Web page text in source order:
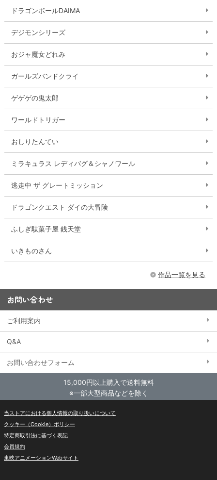
ドラゴンボールDAIMA
デジモンシリーズ
おジャ魔女どれみ
ガールズバンドクライ
ゲゲゲの鬼太郎
ワールドトリガー
おしりたんてい
ミラキュラス レディバグ＆シャノワール
逃走中 ザ グレートミッション
ドラゴンクエスト ダイの大冒険
ふしぎ駄菓子屋 銭天堂
いきものさん
作品一覧を見る
お問い合わせ
ご利用案内
Q&A
お問い合わせフォーム
15,000円以上購入で送料無料
※一部大型商品などを除く
当ストアにおける個人情報の取り扱いについて
クッキー（Cookie）ポリシー
特定商取引法に基づく表記
会員規約
東映アニメーションWebサイト